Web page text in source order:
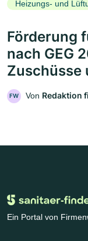
Heizungs- und
Förderung
nach GEG
Zuschüsse
FW Von Redaktion
Ein Portal von